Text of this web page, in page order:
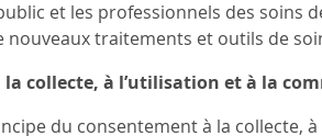
et les professionnels des soins
nouveaux traitements et outils de
la collecte, à l’utilisation et à la
du consentement à la collecte,